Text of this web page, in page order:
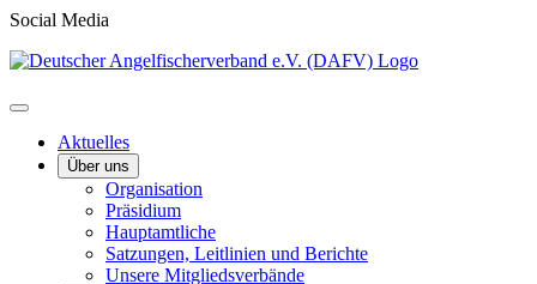
Social Media
Aktuelles
Über uns
Organisation
Präsidium
Hauptamtliche
Satzungen, Leitlinien und Berichte
Unsere Mitgliedsverbände